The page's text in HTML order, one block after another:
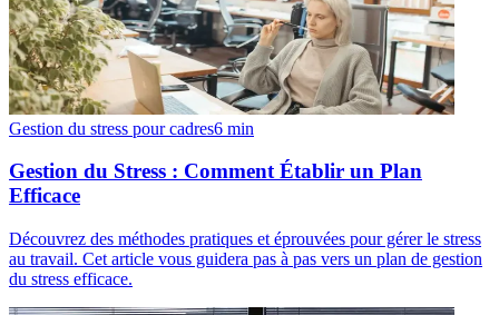
Gestion du stress pour cadres6 min
Gestion du Stress : Comment Établir un Plan
Efficace
Découvrez des méthodes pratiques et éprouvées pour gérer le stress
au travail. Cet article vous guidera pas à pas vers un plan de gestion
du stress efficace.